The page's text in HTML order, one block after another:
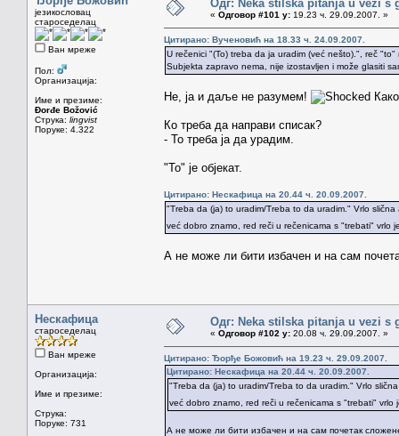
језикословац
староседелац
Ван мреже
Пол:
Организација:
Име и презиме:
Đorđe Božović
Струка: lingvist
Поруке: 4.322
Одг: Neka stilska pitanja u vezi s
« Одговор #101 у: 19.23 ч. 29.09.2007. »
Цитирано: Вученовић на 18.33 ч. 24.09.2007.
U rečenici "(To) treba da ja uradim (već nešto).", reč
Subjekta zapravo nema, nije izostavljen i može glasiti
Не, ја и даље не разумем!
Ко треба да направи списак?
- То треба ја да урадим.
"То" је објекат.
Цитирано: Нескафица на 20.44 ч. 20.09.2007.
"Treba da (ja) to uradim/Treba to da uradim." Vrlo
već dobro znamo, red reči u rečenicama s "trebati" vrlo
А не може ли бити избачен и на сам
Нескафица
староседелац
Ван мреже
Организација:
Име и презиме:
Струка:
Поруке: 731
Одг: Neka stilska pitanja u vezi s
« Одговор #102 у: 20.08 ч. 29.09.2007. »
Цитирано: Ђорђе Божовић на 19.23 ч. 29.09.2007.
Цитирано: Нескафица на 20.44 ч. 20.09.2007.
"Treba da (ja) to uradim/Treba to da uradim." Vrlo
već dobro znamo, red reči u rečenicama s "trebati"
А не може ли бити избачен и на сам почетак